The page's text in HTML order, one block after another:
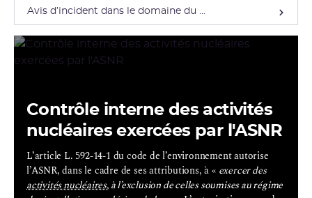
Avis d’incident dans le domaine du ...
Contrôle interne des activités
nucléaires exercées par l'ASNR
L’article L. 592-14-1 du code de l’environnement autorise
l’ASNR, dans le cadre de ses attributions, à « exercer des
activités nucléaires, à l’exclusion de celles soumises au régime